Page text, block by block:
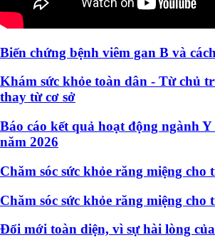
Biến chứng bệnh viêm gan B và
Khám sức khỏe toàn dân - Từ chủ
thay từ cơ sở
Báo cáo kết quả hoạt động ngành
năm 2026
Chăm sóc sức khỏe răng miệng cho
Chăm sóc sức khỏe răng miệng cho
Đổi mới toàn diện, vì sự hài lòng